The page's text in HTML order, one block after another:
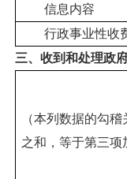
信息内容
行政事业性收
三、收到和处理政
（本列数据的勾
之和，等于第三项